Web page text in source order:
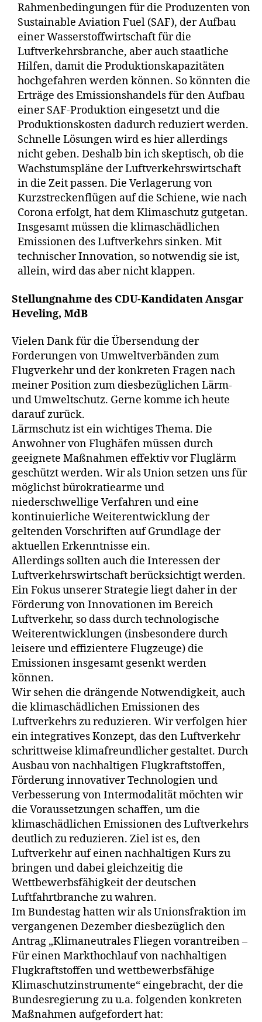
Rahmenbedingungen für die Produzenten von
Sustainable Aviation Fuel (SAF), der Aufbau
einer Wasserstoffwirtschaft für die
Luftverkehrsbranche, aber auch staatliche
Hilfen, damit die Produktionskapazitäten
hochgefahren werden können. So könnten die
Erträge des Emissionshandels für den Aufbau
einer SAF-Produktion eingesetzt und die
Produktionskosten dadurch reduziert werden.
Schnelle Lösungen wird es hier allerdings
nicht geben. Deshalb bin ich skeptisch, ob die
Wachstumspläne der Luftverkehrswirtschaft
in die Zeit passen. Die Verlagerung von
Kurzstreckenflügen auf die Schiene, wie nach
Corona erfolgt, hat dem Klimaschutz gutgetan.
Insgesamt müssen die klimaschädlichen
Emissionen des Luftverkehrs sinken. Mit
technischer Innovation, so notwendig sie ist,
allein, wird das aber nicht klappen.
Stellungnahme des CDU-Kandidaten Ansgar
Heveling, MdB
Vielen Dank für die Übersendung der
Forderungen von Umweltverbänden zum
Flugverkehr und der konkreten Fragen nach
meiner Position zum diesbezüglichen Lärm-
und Umweltschutz. Gerne komme ich heute
darauf zurück.
Lärmschutz ist ein wichtiges Thema. Die
Anwohner von Flughäfen müssen durch
geeignete Maßnahmen effektiv vor Fluglärm
geschützt werden. Wir als Union setzen uns für
möglichst bürokratiearme und
niederschwellige Verfahren und eine
kontinuierliche Weiterentwicklung der
geltenden Vorschriften auf Grundlage der
aktuellen Erkenntnisse ein.
Allerdings sollten auch die Interessen der
Luftverkehrswirtschaft berücksichtigt werden.
Ein Fokus unserer Strategie liegt daher in der
Förderung von Innovationen im Bereich
Luftverkehr, so dass durch technologische
Weiterentwicklungen (insbesondere durch
leisere und effizientere Flugzeuge) die
Emissionen insgesamt gesenkt werden
können.
Wir sehen die drängende Notwendigkeit, auch
die klimaschädlichen Emissionen des
Luftverkehrs zu reduzieren. Wir verfolgen hier
ein integratives Konzept, das den Luftverkehr
schrittweise klimafreundlicher gestaltet. Durch
Ausbau von nachhaltigen Flugkraftstoffen,
Förderung innovativer Technologien und
Verbesserung von Intermodalität möchten wir
die Voraussetzungen schaffen, um die
klimaschädlichen Emissionen des Luftverkehrs
deutlich zu reduzieren. Ziel ist es, den
Luftverkehr auf einen nachhaltigen Kurs zu
bringen und dabei gleichzeitig die
Wettbewerbsfähigkeit der deutschen
Luftfahrtbranche zu wahren.
Im Bundestag hatten wir als Unionsfraktion im
vergangenen Dezember diesbezüglich den
Antrag „Klimaneutrales Fliegen vorantreiben –
Für einen Markthochlauf von nachhaltigen
Flugkraftstoffen und wettbewerbsfähige
Klimaschutzinstrumente“ eingebracht, der die
Bundesregierung zu u.a. folgenden konkreten
Maßnahmen aufgefordert hat: